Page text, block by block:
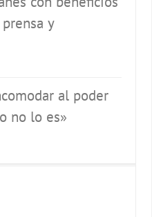
y
al poder
no lo es»